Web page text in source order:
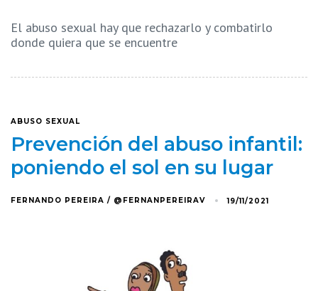
El abuso sexual hay que rechazarlo y combatirlo
donde quiera que se encuentre
ABUSO SEXUAL
Prevención del abuso infantil:
poniendo el sol en su lugar
FERNANDO PEREIRA / @FERNANPEREIRAV 19/11/2021